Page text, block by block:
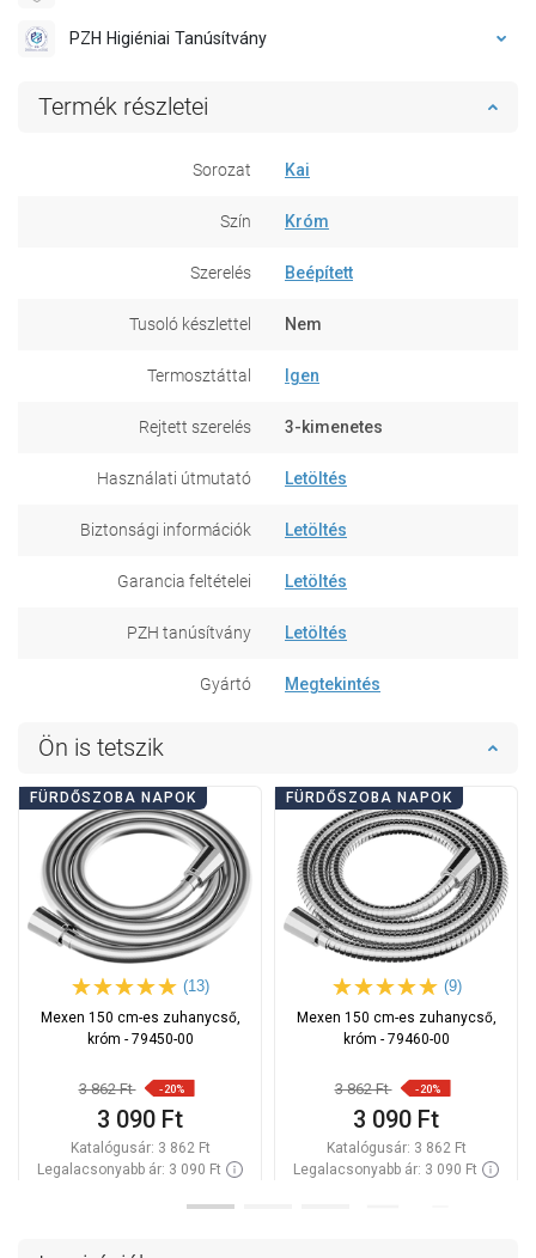
PZH Higiéniai Tanúsítvány
Termék részletei
Sorozat Kai
Szín Króm
Szerelés Beépített
Tusoló készlettel Nem
Termosztáttal Igen
Rejtett szerelés 3-kimenetes
Használati útmutató Letöltés
Biztonsági információk Letöltés
Garancia feltételei Letöltés
PZH tanúsítvány Letöltés
Gyártó Megtekintés
Ön is tetszik
FÜRDŐSZOBA NAPOK
(13)
Mexen 150 cm-es zuhanycső,
króm - 79450-00
3 862 Ft -20%
3 090 Ft
Katalógusár: 3 862 Ft
Legalacsonyabb ár: 3 090 Ft
FÜRDŐSZOBA NAPOK
(9)
Mexen 150 cm-es zuhanycső,
króm - 79460-00
3 862 Ft -20%
3 090 Ft
Katalógusár: 3 862 Ft
Legalacsonyabb ár: 3 090 Ft